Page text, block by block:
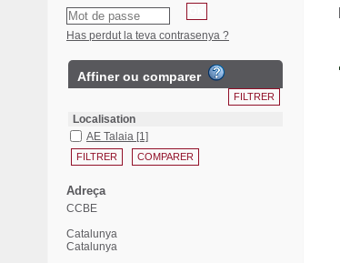
Has perdut la teva contrasenya ?
Affiner ou comparer
Localisation
AE Talaia [1]
Adreça
CCBE
Catalunya
Catalunya